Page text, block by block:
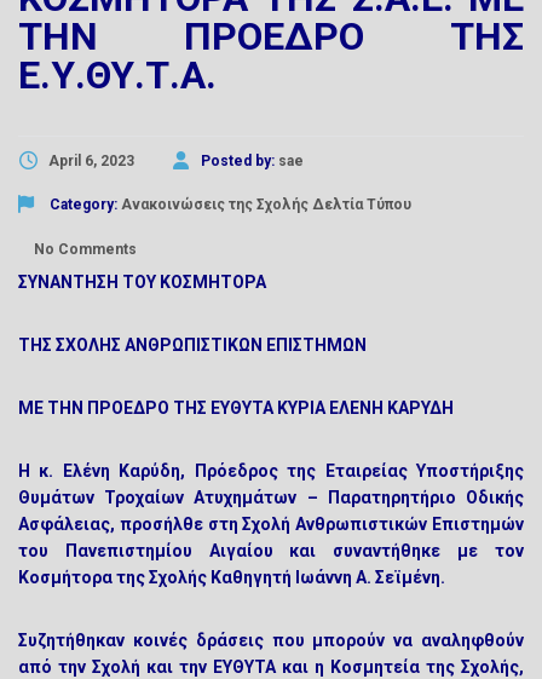
ΤΗΝ ΠΡΟΕΔΡΟ ΤΗΣ
Ε.Υ.ΘΥ.Τ.Α.
April 6, 2023 Posted by: sae
Category: Ανακοινώσεις της Σχολής Δελτία Τύπου
No Comments
ΣΥΝΑΝΤΗΣΗ ΤΟΥ ΚΟΣΜΗΤΟΡΑ
ΤΗΣ ΣΧΟΛΗΣ ΑΝΘΡΩΠΙΣΤΙΚΩΝ ΕΠΙΣΤΗΜΩΝ
ΜΕ ΤΗΝ ΠΡΟΕΔΡΟ ΤΗΣ ΕΥΘΥΤΑ ΚΥΡΙΑ ΕΛΕΝΗ ΚΑΡΥΔΗ
Η κ. Ελένη Καρύδη, Πρόεδρος της Εταιρείας Υποστήριξης
Θυμάτων Τροχαίων Ατυχημάτων – Παρατηρητήριο Οδικής
Ασφάλειας, προσήλθε στη Σχολή Ανθρωπιστικών Επιστημών
του Πανεπιστημίου Αιγαίου και συναντήθηκε με τον
Κοσμήτορα της Σχολής Καθηγητή Ιωάννη Α. Σεϊμένη.
Συζητήθηκαν κοινές δράσεις που μπορούν να αναληφθούν
από την Σχολή και την ΕΥΘΥΤΑ και η Κοσμητεία της Σχολής,